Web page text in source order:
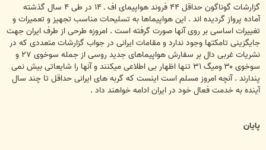
گزارشات گوناگون حداقل ۴۴ فروند هواپيمای اف ـ ۱۴ در طی ۴ سال گذشته
آماده پرواز گرديده اند . اين هواپيماها به تسليحات مناسب تجهيز و تعميرات و
تغييرات اساسی بر روی آنها صورت گرفته است . امروزه طرحی از طرف ايران جهت
جايگزينی تامکتها وجود ندارد و مقامات ايرانی در جواب گزارشات متعددی که در
نشريات غربی دال بر سفارش هواپيماهای جديد روسی از جمله سوخوی ۲۷ و
سوخوی ۳۰ وميگ ۳۱ تنها اظهار بی اطلاعی ميکنند و آنها را شايعاتی بيش نمی
پندارند . آنچه امروز مسلم است اينست که گربه های ايرانی حداقل تا چند سال
آينده به خدمت فعال خود در ايران ادامه خواهند داد .
پايان